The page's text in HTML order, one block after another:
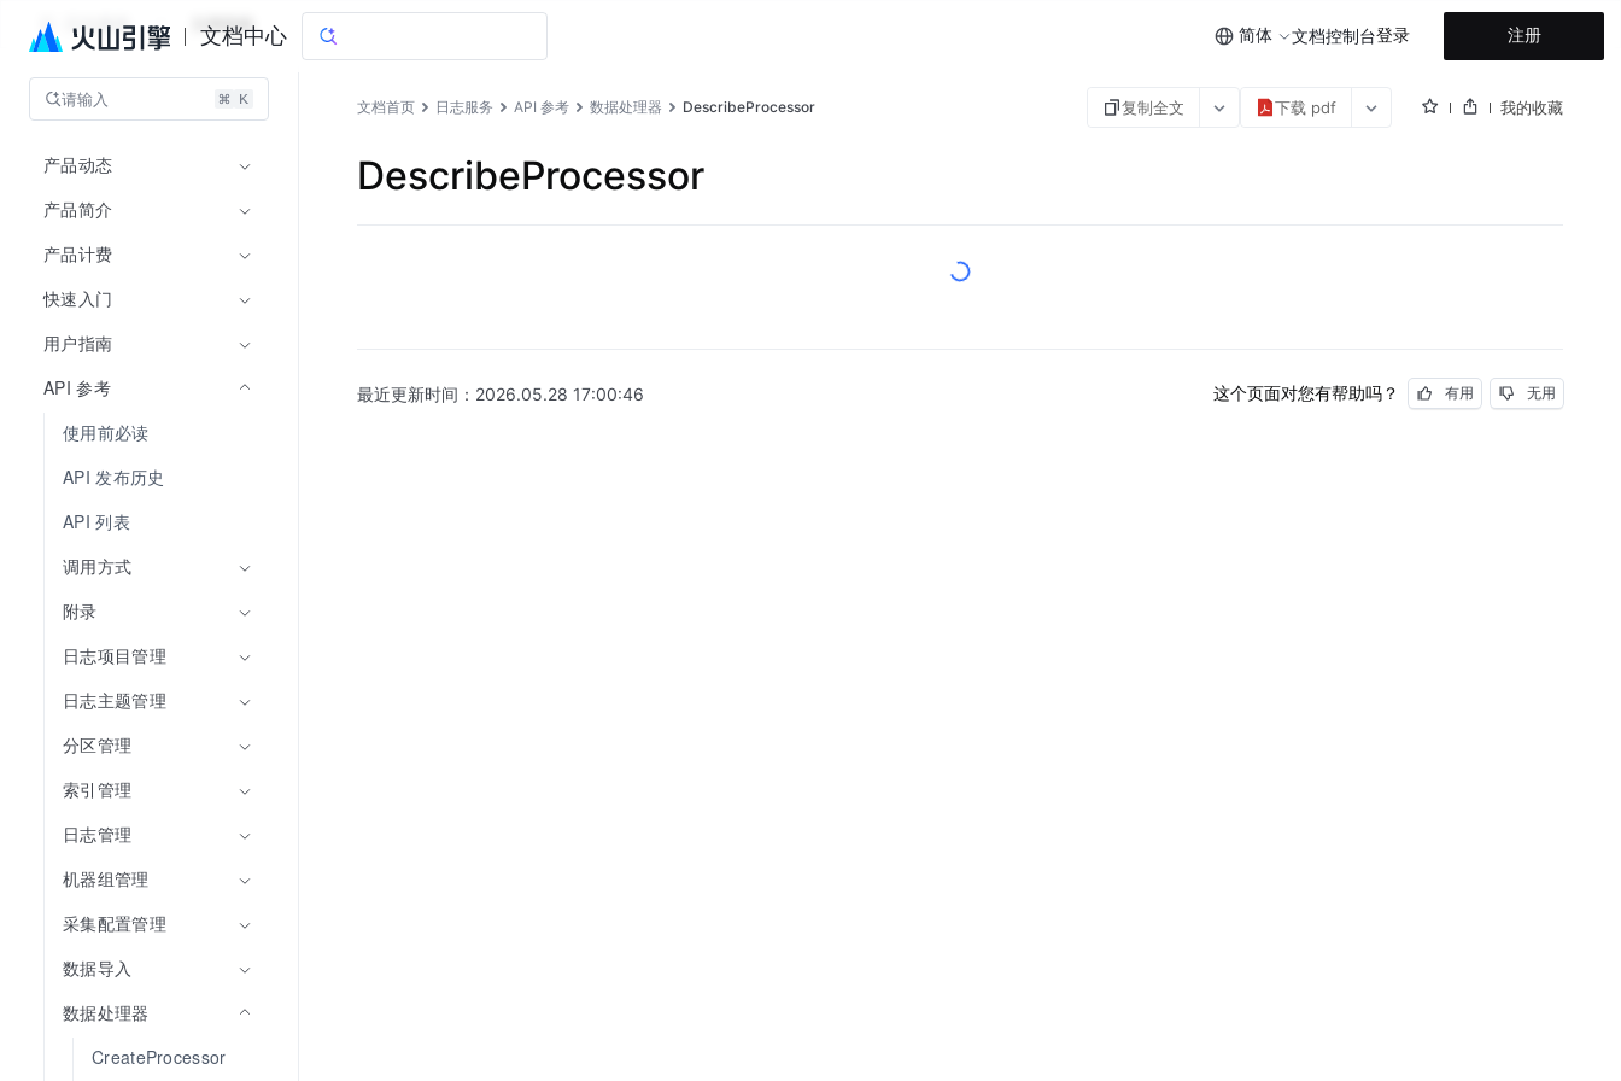
文档中心 简体 文档控制台登录 注册
日志服务 文档指南
请输入
产品动态
产品简介
产品计费
快速入门
用户指南
API 参考
使用前必读
API 发布历史
API 列表
调用方式
附录
日志项目管理
日志主题管理
分区管理
索引管理
日志管理
机器组管理
采集配置管理
数据导入
数据处理器
CreateProcessor
文档首页 日志服务 API 参考 数据处理器 DescribeProcessor 复制全文 下载 pdf 我的收藏
DescribeProcessor
最近更新时间： 2026.05.28 17:00:46 这个页面对您有帮助吗？ 有用 无用